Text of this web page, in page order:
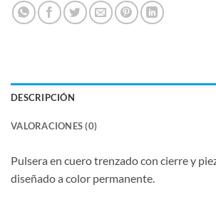
DESCRIPCIÓN
VALORACIONES (0)
Pulsera en cuero trenzado con cierre y
diseñado a color permanente.